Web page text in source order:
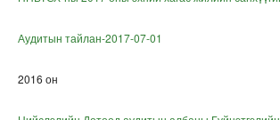
Аудитын тайлан-2017-07-01
2016 он